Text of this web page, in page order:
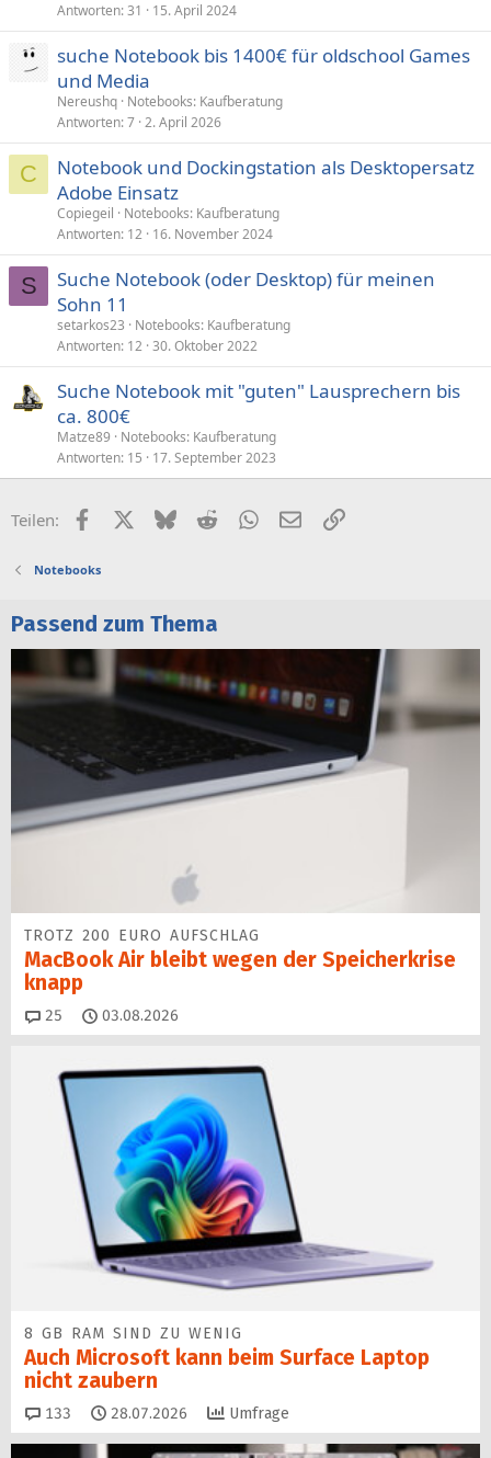
Antworten 31 15. April 2024
suche Notebook bis 1400€ für oldschool Games
und Media
Nereushq Notebooks: Kaufberatung
Antworten 7 2. April 2026
C
Notebook und Dockingstation als Desktopersatz
Adobe Einsatz
Copiegeil
Notebooks: Kaufberatung
Antworten 12 16. November 2024
S
Suche Notebook (oder Desktop) für meinen
Sohn 11
setarkos23
Notebooks: Kaufberatung
Antworten 12 30. Oktober 2022
Suche Notebook mit "guten" Lausprechern bis
ca. 800€
Matze89
Notebooks: Kaufberatung
Antworten 15 17. September 2023
Teilen: FacebookX (Twitter)
BlueskyRedditWhatsApp
E-MailLink
Notebooks
Passend zum Thema
TROTZ 200 EURO AUFSCHLAG
MacBook Air bleibt wegen der Speicherkrise
knapp
25 Kommentare
03.08.2026
8 GB RAM SIND ZU WENIG
Auch Microsoft kann beim Surface Laptop
nicht zaubern
133 Kommentare
28.07.2026 Umfrage